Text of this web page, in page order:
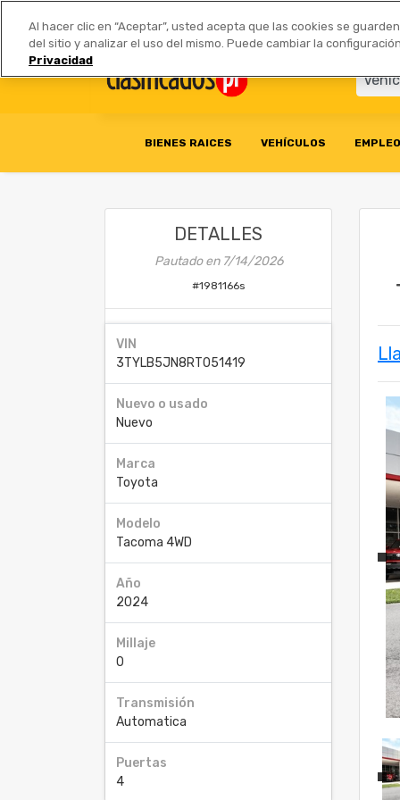
Anúnciate | Tarifas Socios
BIENES RAICES VEHÍCULOS
DETALLES
Pautado en 7/14/2026
#1981166s
VIN
3TYLB5JN8RT051419
Nuevo o usado
Nuevo
Marca
Toyota
Modelo
Tacoma 4WD
Año
2024
Millaje
0
Transmisión
Automatica
Puertas
4
Al hacer clic en “Aceptar”, usted acepta que las cookies se
del sitio y analizar el uso del mismo. Puede cambiar la
Privacidad